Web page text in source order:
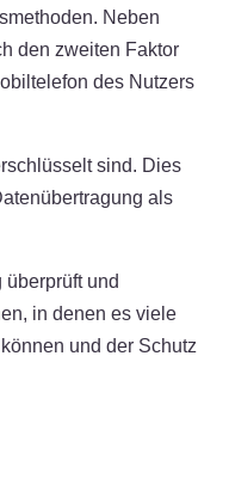
Neben
den zweiten Faktor
des Nutzers
sind. Dies
als
und
in denen es viele
und der Schutz